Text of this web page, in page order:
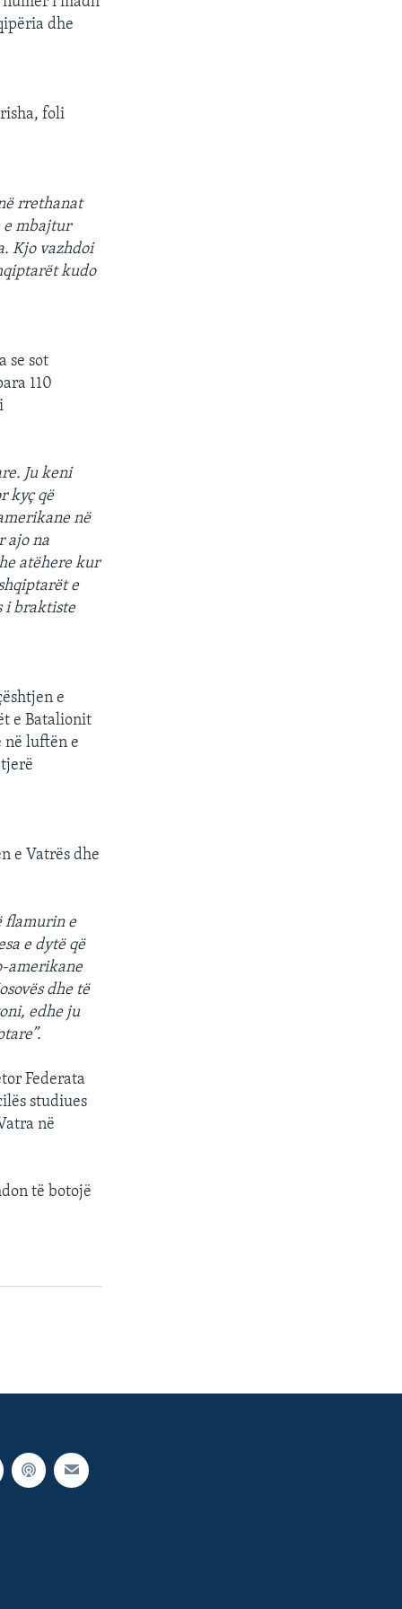
dhe
foli
rrethanat
e mbajtur
Kjo vazhdoi
kudo
se sot
110
Ju keni
kyç që
në
ajo na
atëhere kur
e
i braktiste
e
e Batalionit
luftën e
e Vatrës dhe
flamurin e
e dytë që
amerikane
dhe të
edhe ju
Federata
studiues
në
të botojë